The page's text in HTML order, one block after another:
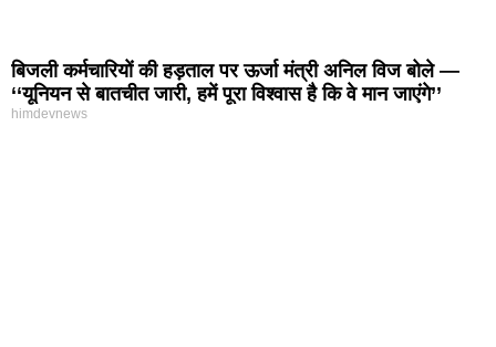
बिजली कर्मचारियों की हड़ताल पर ऊर्जा मंत्री अनिल विज बोले —
‘‘यूनियन से बातचीत जारी, हमें पूरा विश्वास है कि वे मान जाएंगे’’
himdevnews